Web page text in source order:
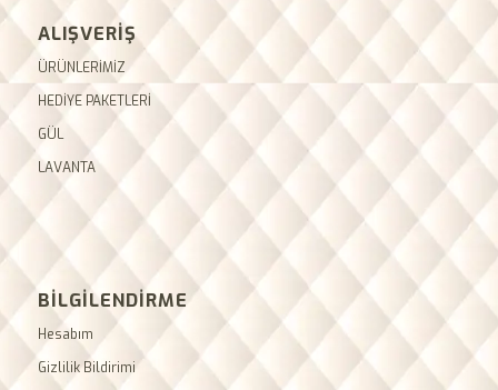
ALIŞVERİŞ
ÜRÜNLERİMİZ
HEDİYE PAKETLERİ
GÜL
LAVANTA
BİLGİLENDİRME
Hesabım
Gizlilik Bildirimi